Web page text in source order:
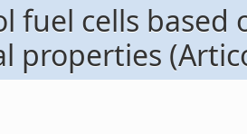
cells based
properties